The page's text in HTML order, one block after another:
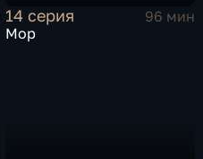
14 серия
96 мин
Мор